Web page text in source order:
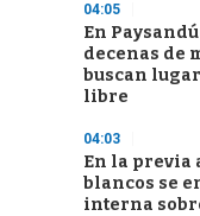
04:05
En
decenas de
buscan
libre
04:03
En la previa
blancos se
interna